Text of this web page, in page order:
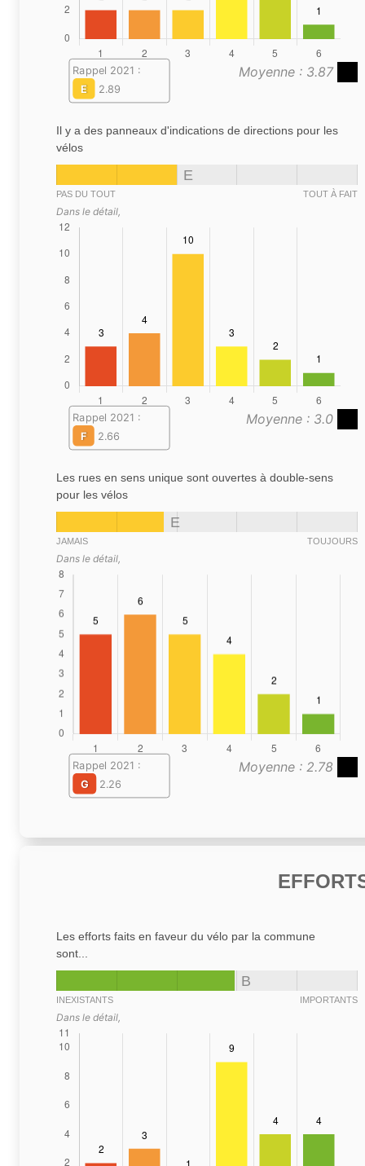
Moyenne : 3.87
Rappel 2021 :
E
2.89
Il y a des panneaux d'indications de directions pour les
vélos
E
PAS DU TOUT TOUT À FAIT
Dans le détail,
Moyenne : 3.0
Rappel 2021 :
F
2.66
Les rues en sens unique sont ouvertes à double-sens
pour les vélos
E
JAMAIS TOUJOURS
Dans le détail,
Moyenne : 2.78
Rappel 2021 :
G
2.26
Les efforts faits en faveur du vélo par la commune
sont...
B
INEXISTANTS IMPORTANTS
Dans le détail,